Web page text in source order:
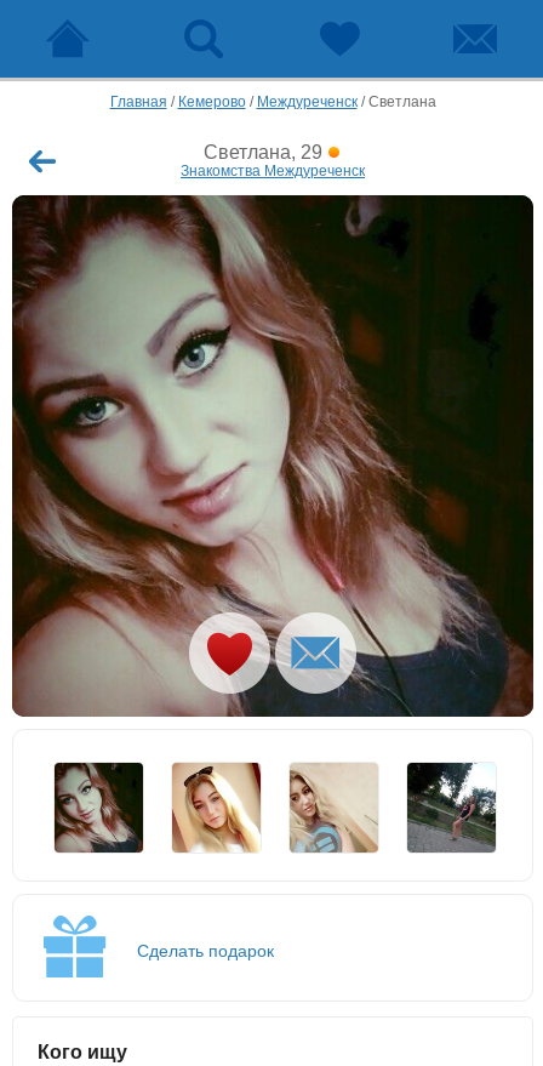
Главная / Кемерово/ Междуреченск/Светлана
Светлана, 29
Знакомства Междуреченск
Сделать подарок
Кого ищу